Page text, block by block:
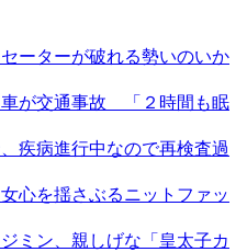
ーターが破れる勢いのいか
が交通事故 「２時間も眠
疾病進行中なので再検査過
心を揺さぶるニットファッ
ミン、親しげな「皇太子カ